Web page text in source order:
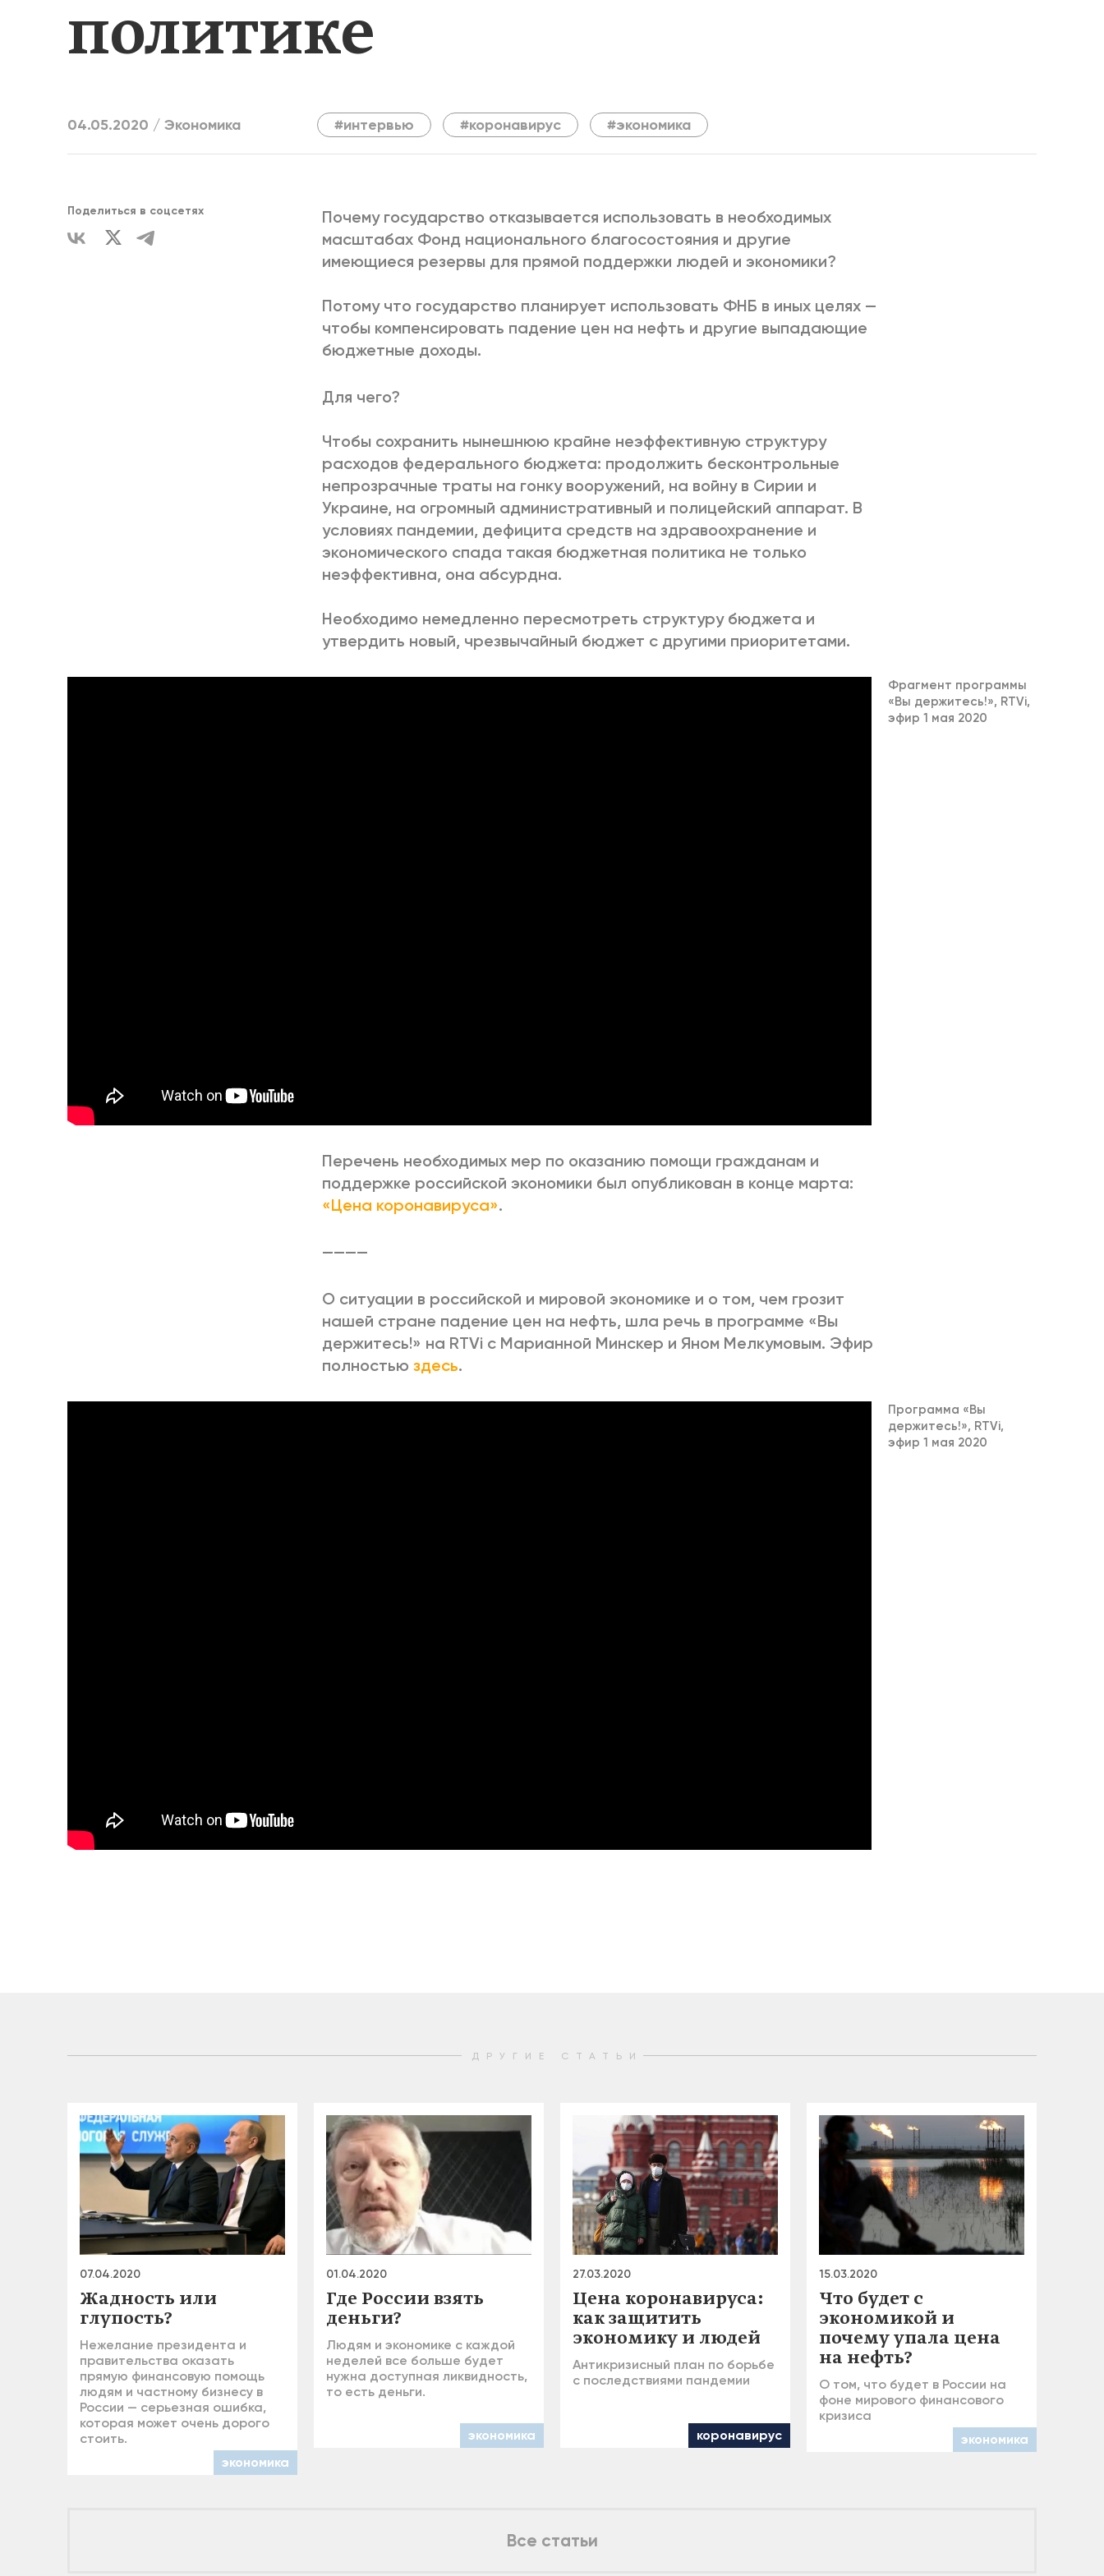
ПОДРОБНЕЕ
ЕДИНСТВЕННЫЙ ВЫХОД
ВСЕ КНИГИ
политике
04.05.2020 / Экономика #интервью #коронавирус #экономика
Поделиться в соцсетях
Почему государство отказывается использовать в необходимых
масштабах Фонд национального благосостояния и другие
имеющиеся резервы для прямой поддержки людей и экономики?
Потому что государство планирует использовать ФНБ в иных целях —
чтобы компенсировать падение цен на нефть и другие выпадающие
бюджетные доходы.
Для чего?
Чтобы сохранить нынешнюю крайне неэффективную структуру
расходов федерального бюджета: продолжить бесконтрольные
непрозрачные траты на гонку вооружений, на войну в Сирии и
Украине, на огромный административный и полицейский аппарат. В
условиях пандемии, дефицита средств на здравоохранение и
экономического спада такая бюджетная политика не только
неэффективна, она абсурдна.
Необходимо немедленно пересмотреть структуру бюджета и
утвердить новый, чрезвычайный бюджет с другими приоритетами.
Фрагмент программы
«Вы держитесь!», RTVi,
эфир 1 мая 2020
Перечень необходимых мер по оказанию помощи гражданам и
поддержке российской экономики был опубликован в конце марта:
«Цена коронавируса».
————
О ситуации в российской и мировой экономике и о том, чем грозит
нашей стране падение цен на нефть, шла речь в программе «Вы
держитесь!» на RTVi с Марианной Минскер и Яном Мелкумовым. Эфир
полностью здесь.
Программа «Вы
держитесь!», RTVi,
эфир 1 мая 2020
ДРУГИЕ СТАТЬИ
07.04.2020
Жадность или
глупость?
Нежелание президента и
правительства оказать
прямую финансовую помощь
людям и частному бизнесу в
России — серьезная ошибка,
которая может очень дорого
стоить.
экономика
01.04.2020
Где России взять
деньги?
Людям и экономике с каждой
неделей все больше будет
нужна доступная ликвидность,
то есть деньги.
экономика
27.03.2020
Цена коронавируса:
как защитить
экономику и людей
Антикризисный план по борьбе
с последствиями пандемии
коронавирус
15.03.2020
Что будет с
экономикой и
почему упала цена
на нефть?
О том, что будет в России на
фоне мирового финансового
кризиса
экономика
Все статьи